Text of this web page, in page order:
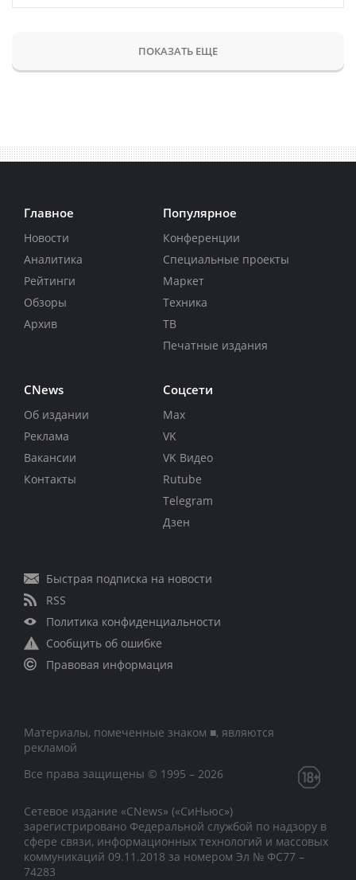
ПОКАЗАТЬ ЕЩЕ
Главное
Новости
Аналитика
Рейтинги
Обзоры
Архив
Популярное
Конференции
Специальные проекты
Маркет
Техника
ТВ
Печатные издания
CNews
Об издании
Реклама
Вакансии
Контакты
Соцсети
Max
VK
VK Видео
Rutube
Telegram
Дзен
Быстрая подписка на новости
RSS
Политика конфиденциальности
Сообщить об ошибке
Правовая информация
Материалы, помеченные знаком ■, являются
рекламой
Все права защищены © 1995 – 2026
Сетевое издание «CNews» («СиНьюс»)
зарегистрировано Федеральной службой по надзору в
сфере связи, информационных технологий и массовых
коммуникаций 09.11.2018 за номером Эл № ФС77 –
74283